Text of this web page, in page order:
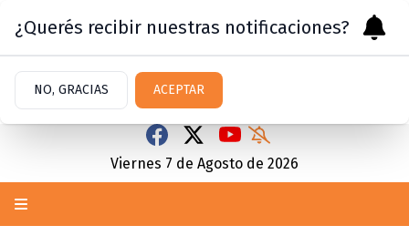
Viernes 7 de Agosto de 2026
¿Querés recibir nuestras notificaciones?
NO, GRACIAS ACEPTAR